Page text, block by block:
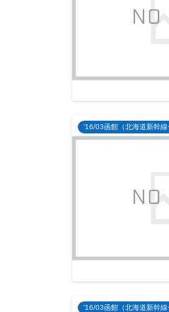
'16/03函館（北海道新幹線
'16/03函館（北海道新幹線